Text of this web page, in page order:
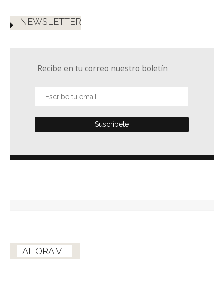
NEWSLETTER
Recibe en tu correo nuestro boletín
AHORA VE